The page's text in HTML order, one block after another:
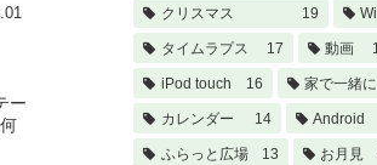
ー
クリスマス 19
タイムラプス 17 動画
iPod touch 16 家で一緒に
カレンダー 14 Android
ふらっと広場 13 お月見